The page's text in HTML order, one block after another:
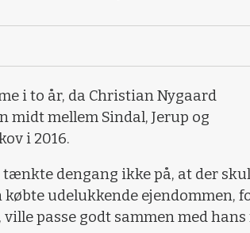
i to år, da Christian Nygaard
midt mellem Sindal, Jerup og
i 2016.
dengang ikke på, at der
udelukkende ejendommen,
passe godt sammen med hans